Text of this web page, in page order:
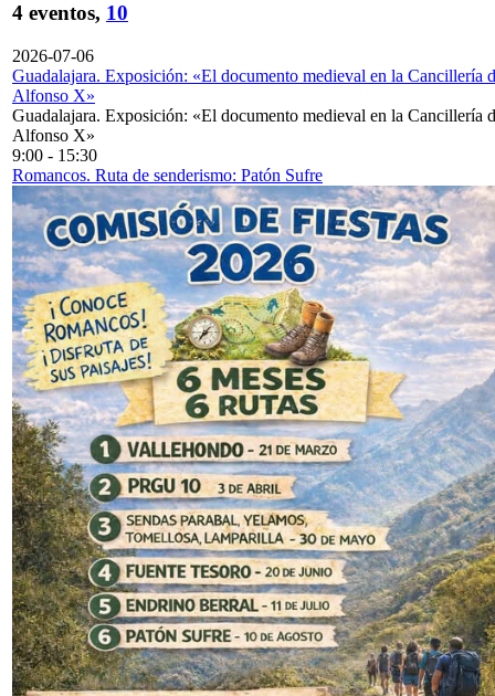
4 eventos, 10
2026-07-06
Guadalajara. Exposición: «El documento medieval en la Cancillería
Alfonso X»
Guadalajara. Exposición: «El documento medieval en la Cancillería
Alfonso X»
9:00 - 15:30
Romancos. Ruta de senderismo: Patón Sufre